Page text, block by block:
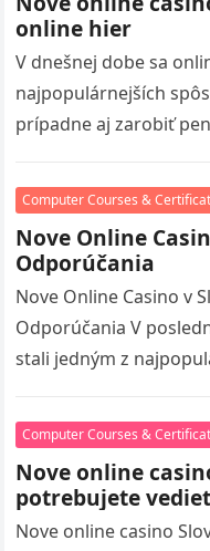
online hier
V dnešnej dobe sa
najpopulárnejších
prípadne aj zarobiť
Computer Courses &
Nove Online
Odporúčania
Nove Online Casino v
Odporúčania V
stali jedným z
Computer Courses &
Nove online
potrebujete
Nove online casino